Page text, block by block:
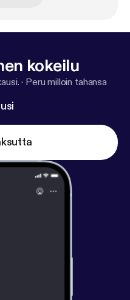
kokeilu
· Peru milloin tahansa